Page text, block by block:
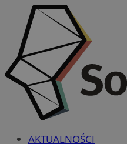
AKTUALNOŚCI